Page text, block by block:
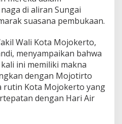
di aliran Sungai
suasana pembukaan.
Wali Kota Mojokerto,
menyampaikan bahwa
ini memiliki makna
dengan Mojotirto
rutin Kota Mojokerto yang
dengan Hari Air